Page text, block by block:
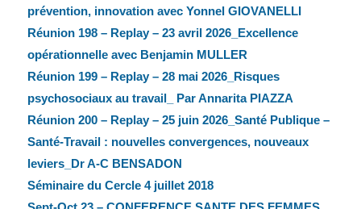
prévention, innovation avec Yonnel GIOVANELLI
Réunion 198 – Replay – 23 avril 2026_Excellence
opérationnelle avec Benjamin MULLER
Réunion 199 – Replay – 28 mai 2026_Risques
psychosociaux au travail_ Par Annarita PIAZZA
Réunion 200 – Replay – 25 juin 2026_Santé Publique –
Santé-Travail : nouvelles convergences, nouveaux
leviers_Dr A-C BENSADON
Séminaire du Cercle 4 juillet 2018